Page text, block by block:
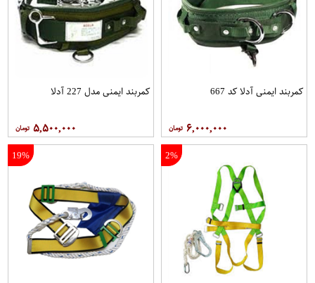
کمربند ایمنی آدلا کد 667
۶,۰۰۰,۰۰۰
کمربند ایمنی مدل 227 آدلا
۵,۵۰۰,۰۰۰
2%
19%